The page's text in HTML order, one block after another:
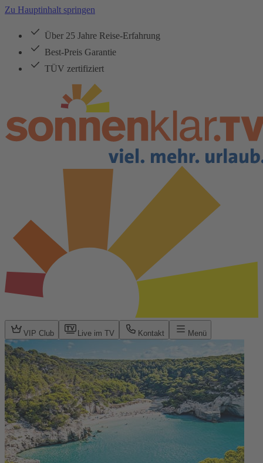
Zu Hauptinhalt springen
Über 25 Jahre Reise-Erfahrung
Best-Preis Garantie
TÜV zertifiziert
VIP Club Live im TV Kontakt Menü